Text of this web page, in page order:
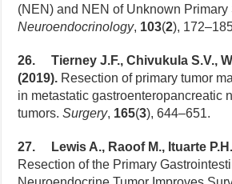
(NEN) and NEN of Unknown Primary
Neuroendocrinology, 103(2),
26. Tierney J.F., Chivukula S.V.,
(2019). Resection of primary tumor
in metastatic gastroenteropancreatic
tumors.Surgery, 165(3), 644–651.
27. Lewis A., Raoof M., Ituarte
Resection of the Primary